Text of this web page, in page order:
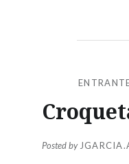
Posted by